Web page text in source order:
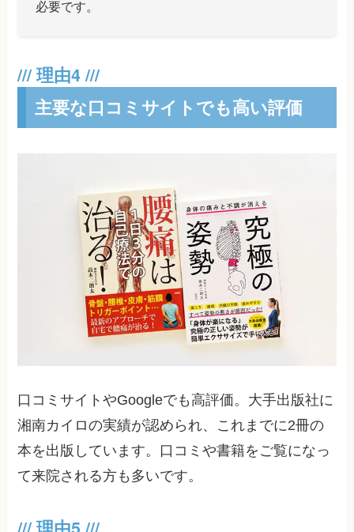
必要です。
主要な口コミサイトでも高い評価
口コミサイトやGoogleでも高評価。大手出版社に
湘南カイロの実績が認められ、これまでに2冊の
本を出版しています。口コミや書籍をご覧になっ
て来院される方も多いです。